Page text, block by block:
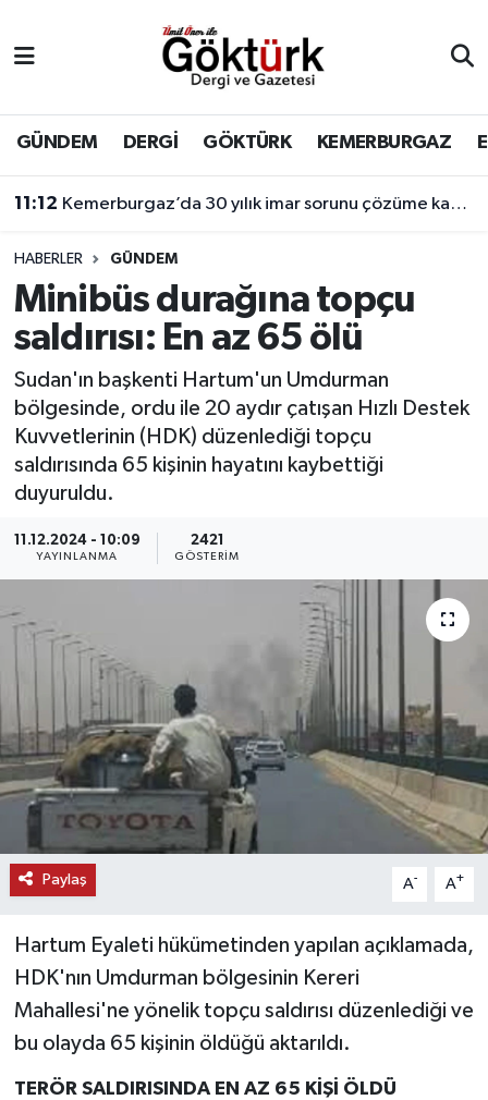
GÜNDEM DERGİ GÖKTÜRK KEMERBURGAZ
11:12 Kemerburgaz’da 30 yılık imar sorunu çözüme kavuşuyor
HABERLER GÜNDEM
Minibüs durağına topçu
saldırısı: En az 65 ölü
Sudan'ın başkenti Hartum'un Umdurman
bölgesinde, ordu ile 20 aydır çatışan Hızlı Destek
Kuvvetlerinin (HDK) düzenlediği topçu
saldırısında 65 kişinin hayatını kaybettiği
duyuruldu.
11.12.2024 - 10:09
YAYINLANMA
2421
GÖSTERIM
Paylaş A- A+
Hartum Eyaleti hükümetinden yapılan açıklamada,
HDK'nın Umdurman bölgesinin Kereri
Mahallesi'ne yönelik topçu saldırısı düzenlediği ve
bu olayda 65 kişinin öldüğü aktarıldı.
TERÖR SALDIRISINDA EN AZ 65 KİŞİ ÖLDÜ
BİLİM
DERGİ
DÜNYA
EĞİTİM
GÖKTÜRK
GÜNDEM
KÜLTÜR - SANAT
MAGAZİN
ÖZEL HABER
SAĞLIK
SPOR
TEKNOLOJİ
YAŞAM
Eyüpsultan Hava Durumu
Eyüpsultan Trafik Yoğunluk Haritası
Süper Lig Puan Durumu ve Fikstür
Tüm Manşetler
Son Dakika Haberleri